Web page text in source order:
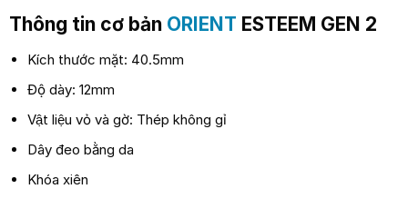
Thông tin cơ bản ORIENT ESTEEM GEN 2
Kích thước mặt: 40.5mm
Độ dày: 12mm
Vật liệu vỏ và gờ: Thép không gỉ
Dây đeo bằng da
Khóa xiên